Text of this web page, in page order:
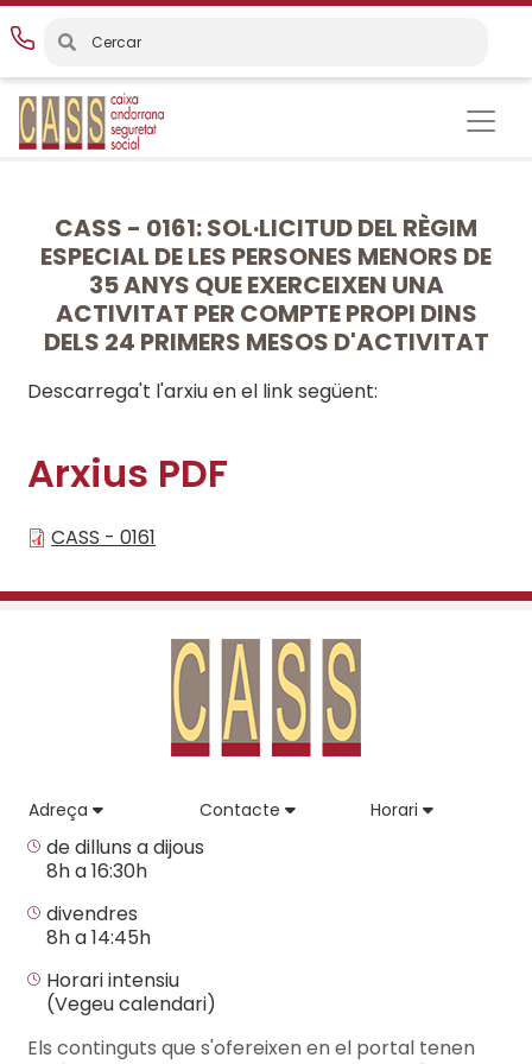
Vés
al
contingut
CASS - 0161: SOL·LICITUD DEL RÈGIM
ESPECIAL DE LES PERSONES MENORS DE
35 ANYS QUE EXERCEIXEN UNA
ACTIVITAT PER COMPTE PROPI DINS
DELS 24 PRIMERS MESOS D'ACTIVITAT
Descarrega't l'arxiu en el link següent:
Arxius PDF
CASS - 0161
Adreça Contacte Horari
de dilluns a dijous
8h a 16:30h
divendres
8h a 14:45h
Horari intensiu
(Vegeu calendari)
Els continguts que s'ofereixen en el portal tenen